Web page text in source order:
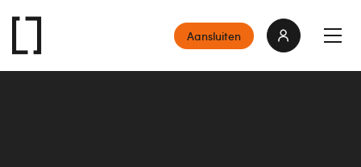
Aansluiten